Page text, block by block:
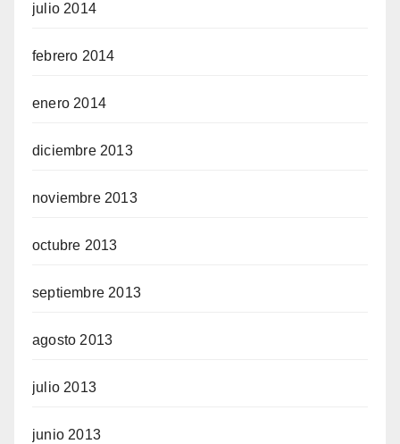
julio 2014
febrero 2014
enero 2014
diciembre 2013
noviembre 2013
octubre 2013
septiembre 2013
agosto 2013
julio 2013
junio 2013